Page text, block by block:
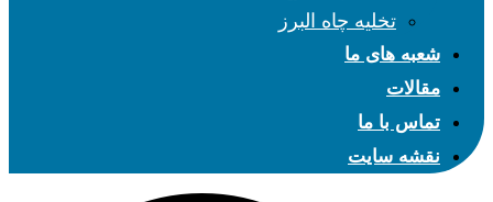
تخلیه چاه البرز
شعبه های ما
مقالات
تماس با ما
نقشه سایت